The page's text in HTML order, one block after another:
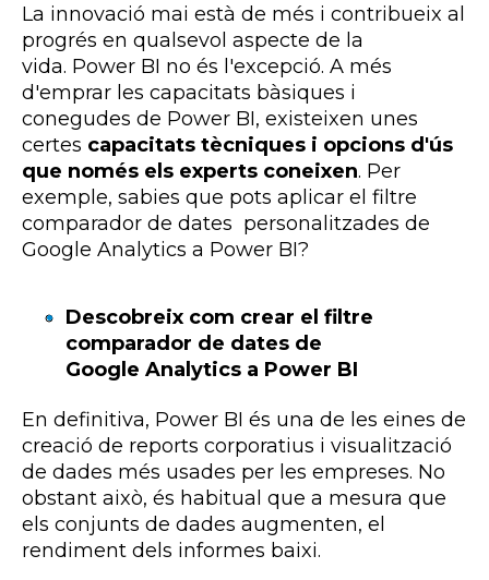
La innovació mai està de més i contribueix al
progrés en qualsevol aspecte de la
vida. Power BI no és l'excepció. A més
d'emprar les capacitats bàsiques i
conegudes de Power BI, existeixen unes
certes capacitats tècniques i opcions d'ús
que només els experts coneixen. Per
exemple, sabies que pots aplicar el filtre
comparador de dates personalitzades de
Google Analytics a Power BI?
Descobreix com crear el filtre
comparador de dates de
Google Analytics a Power BI
En definitiva, Power BI és una de les eines de
creació de reports corporatius i visualització
de dades més usades per les empreses. No
obstant això, és habitual que a mesura que
els conjunts de dades augmenten, el
rendiment dels informes baixi.